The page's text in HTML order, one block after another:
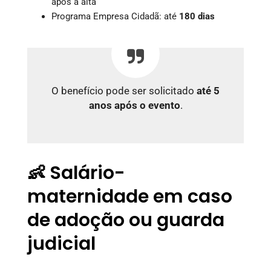
Programa Empresa Cidadã: até 180 dias
O benefício pode ser solicitado até 5
anos após o evento.
👶 Salário-
maternidade em caso
de adoção ou guarda
judicial